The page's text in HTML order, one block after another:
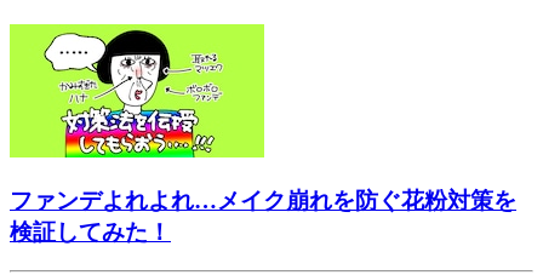
ファンデよれよれ…メイク崩れを防ぐ花粉対策を
検証してみた！